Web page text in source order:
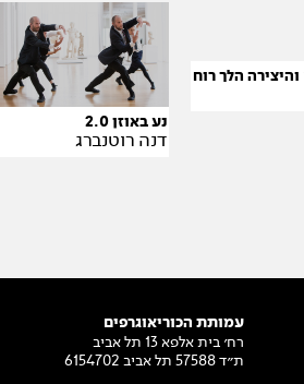
נע באוזן 2.0
דנה רוטנברג
עמותת הכוריאוגרפים
רח׳ בית אלפא 13 תל אביב
ת״ד 57588 תל אביב 6154702